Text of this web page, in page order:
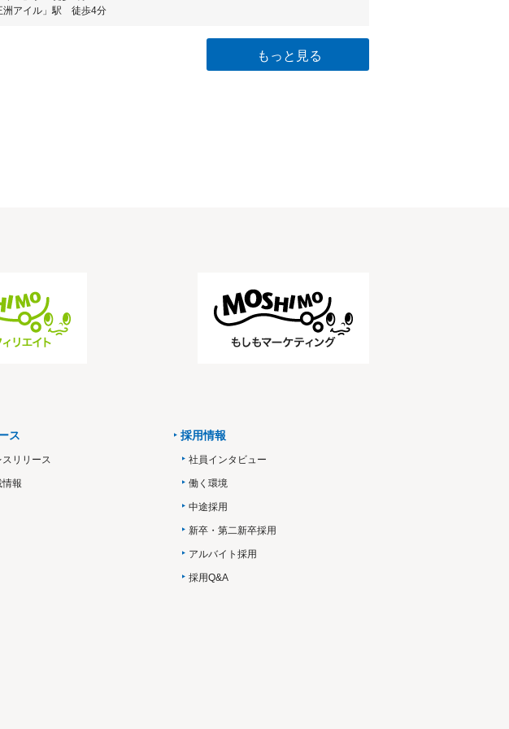
洲アイル」駅 徒歩4分
もっと見る
ス
スリリース
情報
採用情報
社員インタビュー
働く環境
中途採用
新卒・第二新卒採用
アルバイト採用
採用Q&A